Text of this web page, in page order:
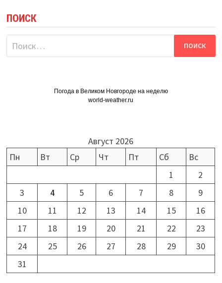
ПОИСК
Найти:
Погода в Великом Новгороде на неделю
world-weather.ru
Август 2026
Пн
Вт Ср Чт Пт Сб
Вс
1
2
3
4 5 6 7 8
9
10
11 12 13 14 15
16
17
18 19 20 21 22
23
24
25 26 27 28 29
30
31